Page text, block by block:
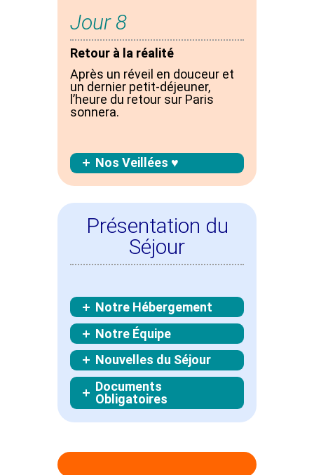
Jour 8
Retour à la réalité
Après un réveil en douceur et
un dernier petit-déjeuner,
l’heure du retour sur Paris
sonnera.
Nos Veillées ♥
Présentation du
Séjour
Notre Hébergement
Notre Équipe
Nouvelles du Séjour
Documents
Obligatoires